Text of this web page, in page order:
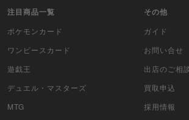
WIXOSS
WCCF
ムシキング
注目商品一覧
ポケモンカード
ワンピースカード
遊戯王
デュエル・マスターズ
MTG
その他
ガイド
お問い合せ
出店のご相
買取申込
採用情報